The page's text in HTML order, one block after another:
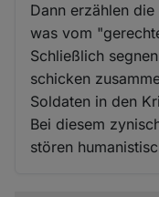
Dann erzählen
was vom
Schließlich
schicken
Soldaten in den
Bei diesem
stören